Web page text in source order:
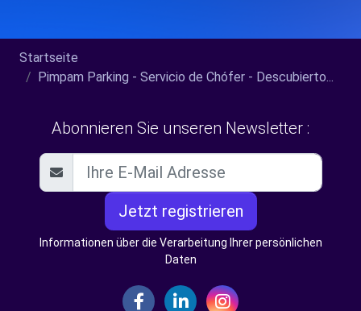
Startseite
Pimpam Parking - Servicio de Chófer - Descubierto...
Abonnieren Sie unseren Newsletter :
Jetzt registrieren
Informationen über die Verarbeitung Ihrer persönlichen
Daten